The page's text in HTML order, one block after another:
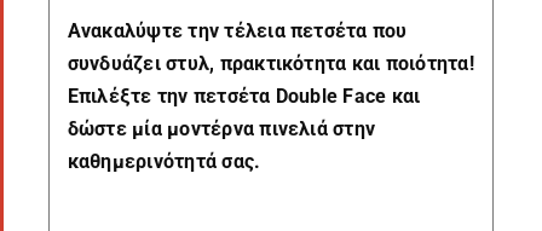
Ανακαλύψτε την τέλεια πετσέτα που
συνδυάζει στυλ, πρακτικότητα και ποιότητα!
Επιλέξτε την πετσέτα Double Face και
δώστε μία μοντέρνα πινελιά στην
καθημερινότητά σας.